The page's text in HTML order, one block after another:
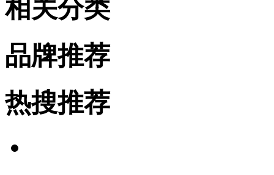
相关分类
品牌推荐
热搜推荐